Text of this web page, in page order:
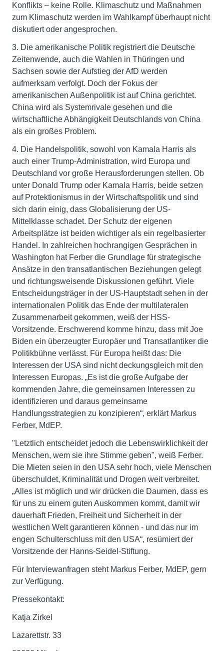
Konflikts – keine Rolle. Klimaschutz und Maßnahmen
zum Klimaschutz werden im Wahlkampf überhaupt nicht
diskutiert oder angesprochen.
3. Die amerikanische Politik registriert die Deutsche
Zeitenwende, auch die Wahlen in Thüringen und
Sachsen sowie der Aufstieg der AfD werden
aufmerksam verfolgt. Doch der Fokus der
amerikanischen Außenpolitik ist auf China gerichtet.
China wird als Systemrivale gesehen und die
wirtschaftliche Abhängigkeit Deutschlands von China
als ein großes Problem.
4. Die Handelspolitik, sowohl von Kamala Harris als
auch einer Trump-Administration, wird Europa und
Deutschland vor große Herausforderungen stellen. Ob
unter Donald Trump oder Kamala Harris, beide setzen
auf Protektionismus in der Wirtschaftspolitik und sind
sich darin einig, dass Globalisierung der US-
Mittelklasse schadet. Der Schutz der eigenen
Arbeitsplätze ist beiden wichtiger als ein regelbasierter
Handel. In zahlreichen hochrangigen Gesprächen in
Washington hat Ferber die Grundlage für strategische
Ansätze in den transatlantischen Beziehungen gelegt
und richtungsweisende Diskussionen geführt. Viele
Entscheidungsträger in der US-Hauptstadt sehen in der
internationalen Politik das Ende der multilateralen
Zusammenarbeit gekommen, weiß der HSS-
Vorsitzende. Erschwerend komme hinzu, dass mit Joe
Biden ein überzeugter Europäer und Transatlantiker die
Politikbühne verlässt. Für Europa heißt das: Die
Interessen der USA sind nicht deckungsgleich mit den
Interessen Europas. „Es ist die große Aufgabe der
kommenden Jahre, die gemeinsamen Interessen zu
identifizieren und daraus gemeinsame
Handlungsstrategien zu konzipieren“, erklärt Markus
Ferber, MdEP.
"Letztlich entscheidet jedoch die Lebenswirklichkeit der
Menschen, wem sie ihre Stimme geben", weiß Ferber.
Die Mieten seien in den USA sehr hoch, viele Menschen
überschuldet, Kriminalität und Drogen weit verbreitet.
„Alles ist möglich und wir drücken die Daumen, dass es
für uns zu einem guten Auskommen kommt, damit wir
dauerhaft Frieden, Freiheit und Sicherheit in der
westlichen Welt garantieren können - und das nur im
engen Schulterschluss mit den USA“, resümiert der
Vorsitzende der Hanns-Seidel-Stiftung.
Für Interviewanfragen steht Markus Ferber, MdEP, gern
zur Verfügung.
Pressekontakt:
Katja Zirkel
Lazarettstr. 33